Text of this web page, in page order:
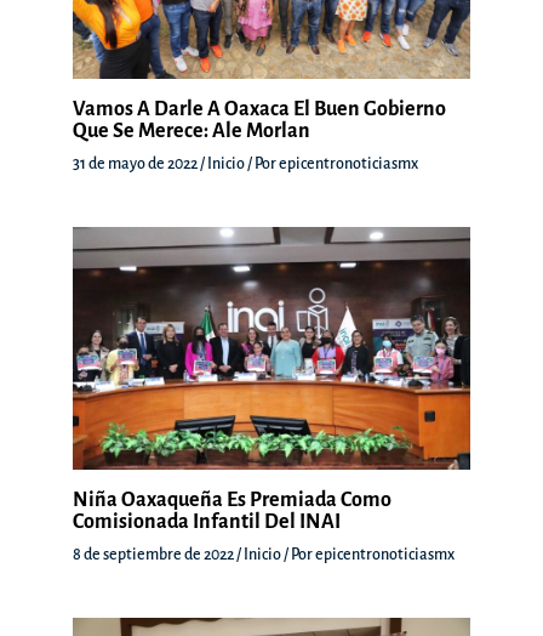
Vamos A Darle A Oaxaca El Buen Gobierno
Que Se Merece: Ale Morlan
31 de mayo de 2022 / Inicio / Porepicentronoticiasmx
Niña Oaxaqueña Es Premiada Como
Comisionada Infantil Del INAI
8 de septiembre de 2022/ Inicio/ Porepicentronoticiasmx